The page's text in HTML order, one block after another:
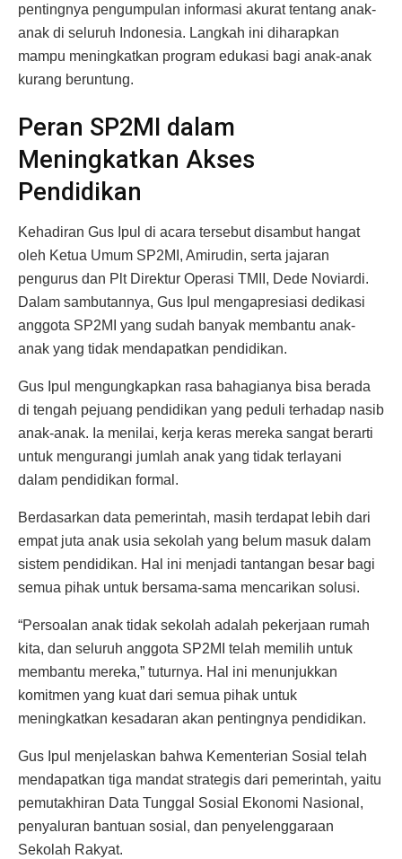
pentingnya pengumpulan informasi akurat tentang anak-
anak di seluruh Indonesia. Langkah ini diharapkan
mampu meningkatkan program edukasi bagi anak-anak
kurang beruntung.
Peran SP2MI dalam
Meningkatkan Akses
Pendidikan
Kehadiran Gus Ipul di acara tersebut disambut hangat
oleh Ketua Umum SP2MI, Amirudin, serta jajaran
pengurus dan Plt Direktur Operasi TMII, Dede Noviardi.
Dalam sambutannya, Gus Ipul mengapresiasi dedikasi
anggota SP2MI yang sudah banyak membantu anak-
anak yang tidak mendapatkan pendidikan.
Gus Ipul mengungkapkan rasa bahagianya bisa berada
di tengah pejuang pendidikan yang peduli terhadap nasib
anak-anak. Ia menilai, kerja keras mereka sangat berarti
untuk mengurangi jumlah anak yang tidak terlayani
dalam pendidikan formal.
Berdasarkan data pemerintah, masih terdapat lebih dari
empat juta anak usia sekolah yang belum masuk dalam
sistem pendidikan. Hal ini menjadi tantangan besar bagi
semua pihak untuk bersama-sama mencarikan solusi.
“Persoalan anak tidak sekolah adalah pekerjaan rumah
kita, dan seluruh anggota SP2MI telah memilih untuk
membantu mereka,” tuturnya. Hal ini menunjukkan
komitmen yang kuat dari semua pihak untuk
meningkatkan kesadaran akan pentingnya pendidikan.
Gus Ipul menjelaskan bahwa Kementerian Sosial telah
mendapatkan tiga mandat strategis dari pemerintah, yaitu
pemutakhiran Data Tunggal Sosial Ekonomi Nasional,
penyaluran bantuan sosial, dan penyelenggaraan
Sekolah Rakyat.